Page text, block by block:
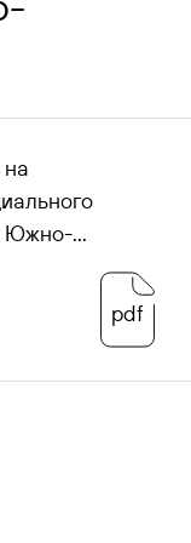
Южно-
pdf